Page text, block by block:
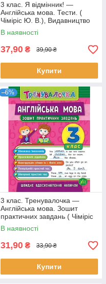
3 клас. Я відмінник! —
Англійська мова. Тести. (
Чіміріс Ю. В.), Видавництво
УЛА
В наявності
37,90 ₴ 39,90 ₴
Купити
–6%
3 клас. Тренувалочка —
Англійська мова. Зошит
практичних завдань ( Чіміріс
Ю. В.), Видавництво УЛА
В наявності
31,90 ₴ 33,90 ₴
Купити